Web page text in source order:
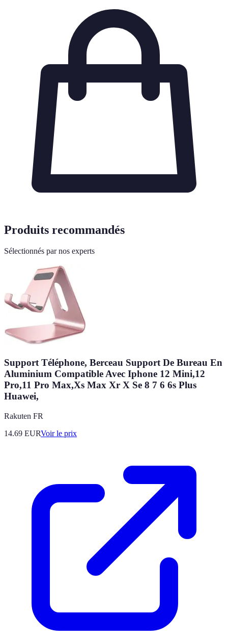
Produits recommandés
Sélectionnés par nos experts
Support Téléphone, Berceau Support De Bureau En
Aluminium Compatible Avec Iphone 12 Mini,12
Pro,11 Pro Max,Xs Max Xr X Se 8 7 6 6s Plus
Huawei,
Rakuten FR
14.69 EURVoir le prix